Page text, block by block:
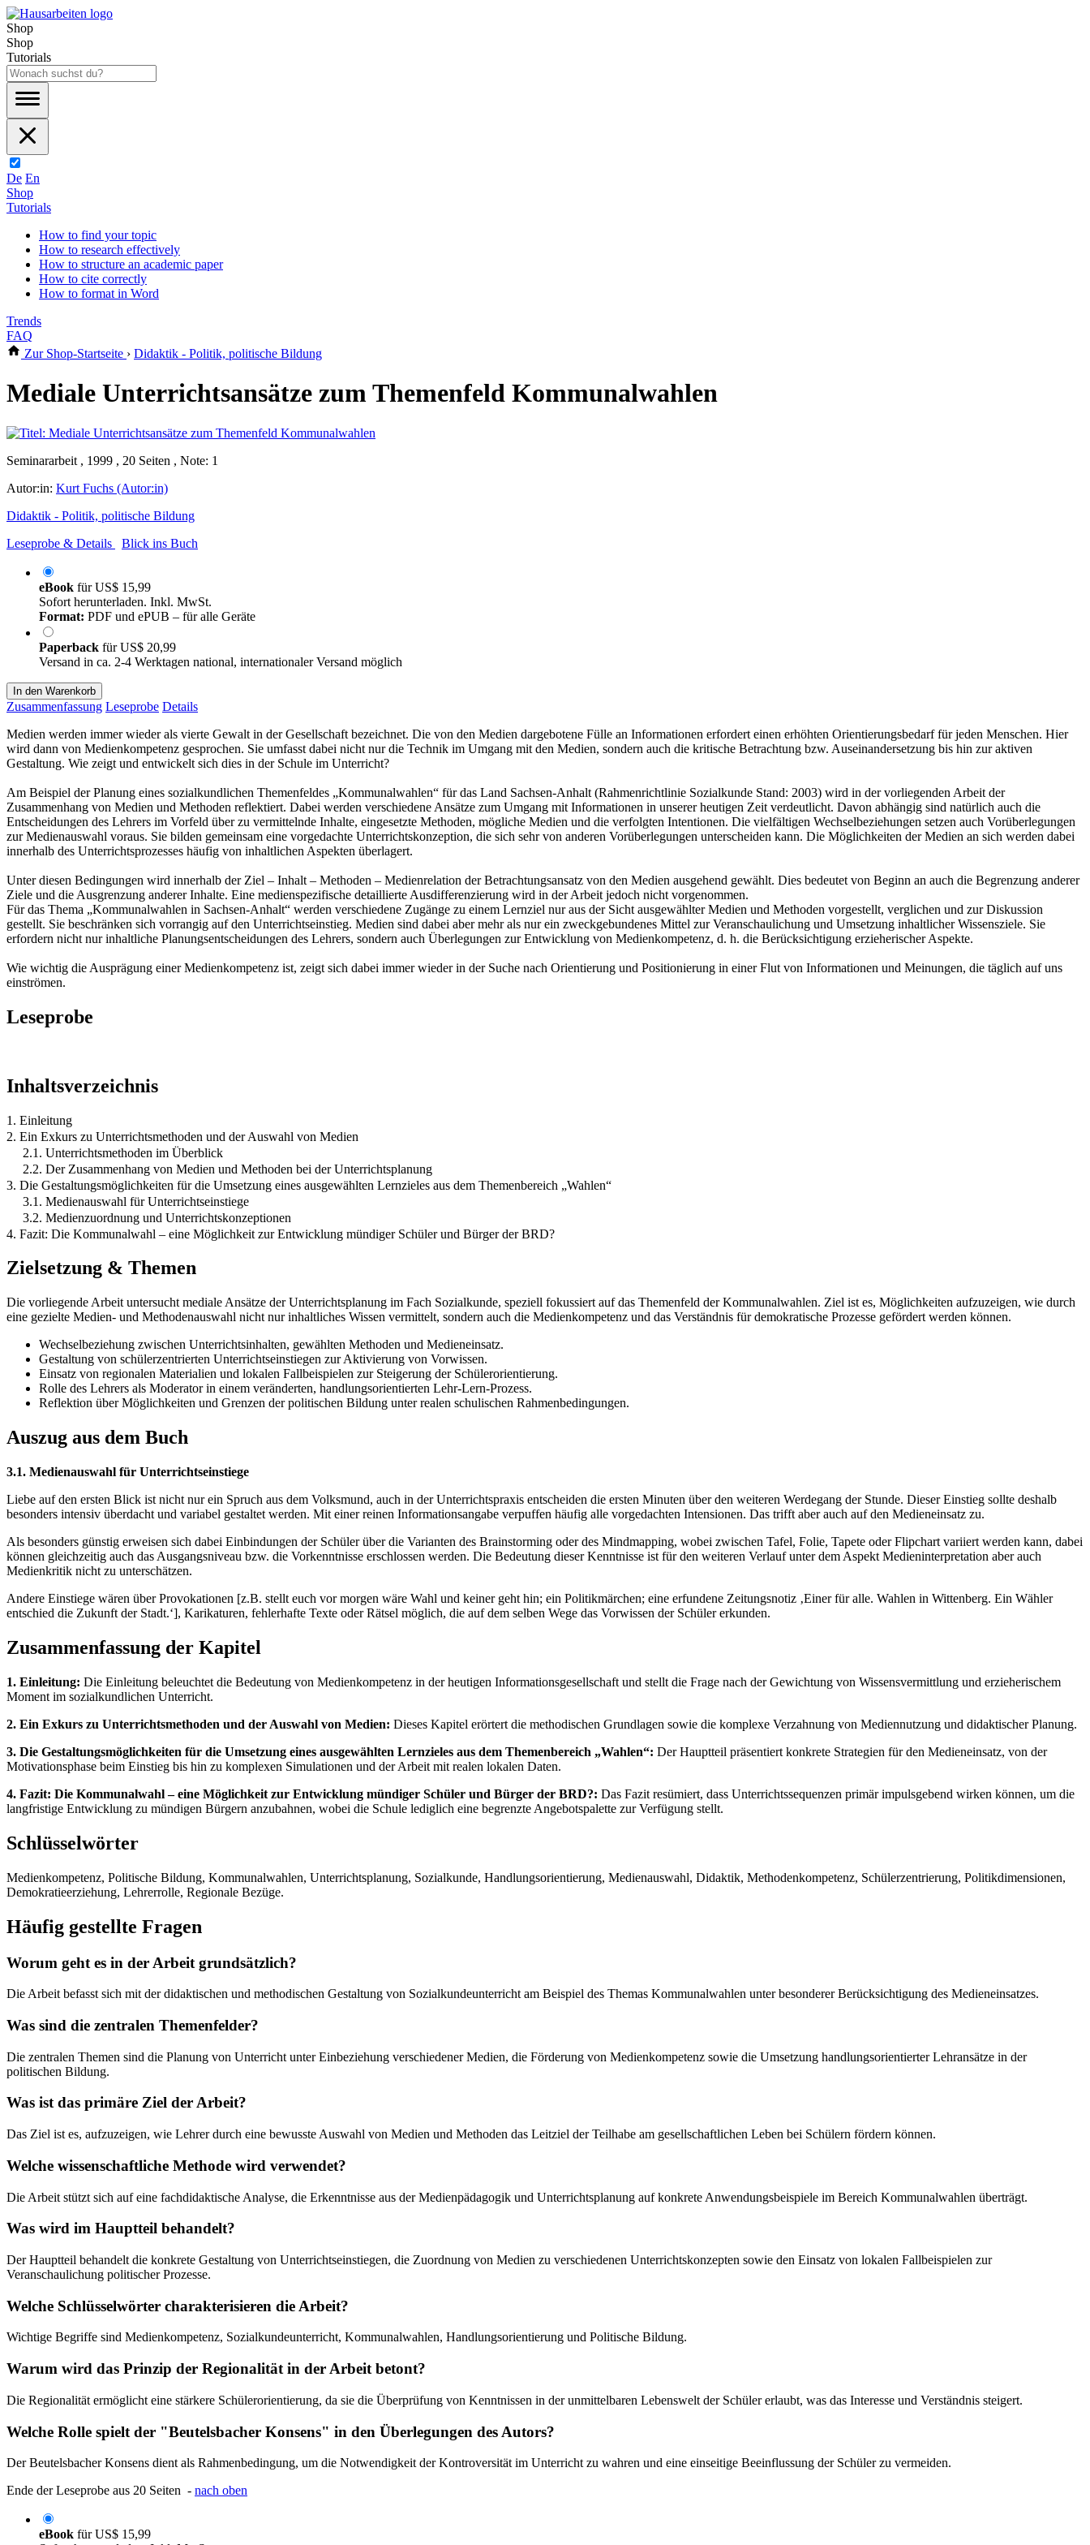
Shop
Shop
Tutorials
De En
Shop
Tutorials
How to find your topic
How to research effectively
How to structure an academic paper
How to cite correctly
How to format in Word
Trends
FAQ
Zur Shop-Startseite › Didaktik - Politik, politische Bildung
Mediale Unterrichtsansätze zum Themenfeld Kommunalwahlen
Seminararbeit , 1999 , 20 Seiten , Note: 1
Autor:in: Kurt Fuchs (Autor:in)
Didaktik - Politik, politische Bildung
Leseprobe & Details
Blick ins Buch
eBook fürUS$ 15,99
Sofort herunterladen. Inkl. MwSt.
Format: PDF und ePUB – für alle Geräte
Paperback fürUS$ 20,99
Versand in ca. 2-4 Werktagen national, internationaler Versand möglich
In den Warenkorb
Zusammenfassung Leseprobe Details
Medien werden immer wieder als vierte Gewalt in der Gesellschaft bezeichnet. Die von den Medien dargebotene Fülle an Informationen erfordert einen erhöhten Orientierungsbedarf für jeden Menschen. Hier
wird dann von Medienkompetenz gesprochen. Sie umfasst dabei nicht nur die Technik im Umgang mit den Medien, sondern auch die kritische Betrachtung bzw. Auseinandersetzung bis hin zur aktiven
Gestaltung. Wie zeigt und entwickelt sich dies in der Schule im Unterricht?
Am Beispiel der Planung eines sozialkundlichen Themenfeldes „Kommunalwahlen“ für das Land Sachsen-Anhalt (Rahmenrichtlinie Sozialkunde Stand: 2003) wird in der vorliegenden Arbeit der
Zusammenhang von Medien und Methoden reflektiert. Dabei werden verschiedene Ansätze zum Umgang mit Informationen in unserer heutigen Zeit verdeutlicht. Davon abhängig sind natürlich auch die
Entscheidungen des Lehrers im Vorfeld über zu vermittelnde Inhalte, eingesetzte Methoden, mögliche Medien und die verfolgten Intentionen. Die vielfältigen Wechselbeziehungen setzen auch Vorüberlegungen
zur Medienauswahl voraus. Sie bilden gemeinsam eine vorgedachte Unterrichtskonzeption, die sich sehr von anderen Vorüberlegungen unterscheiden kann. Die Möglichkeiten der Medien an sich werden dabei
innerhalb des Unterrichtsprozesses häufig von inhaltlichen Aspekten überlagert.
Unter diesen Bedingungen wird innerhalb der Ziel – Inhalt – Methoden – Medienrelation der Betrachtungsansatz von den Medien ausgehend gewählt. Dies bedeutet von Beginn an auch die Begrenzung anderer
Ziele und die Ausgrenzung anderer Inhalte. Eine medienspezifische detaillierte Ausdifferenzierung wird in der Arbeit jedoch nicht vorgenommen.
Für das Thema „Kommunalwahlen in Sachsen-Anhalt“ werden verschiedene Zugänge zu einem Lernziel nur aus der Sicht ausgewählter Medien und Methoden vorgestellt, verglichen und zur Diskussion
gestellt. Sie beschränken sich vorrangig auf den Unterrichtseinstieg. Medien sind dabei aber mehr als nur ein zweckgebundenes Mittel zur Veranschaulichung und Umsetzung inhaltlicher Wissensziele. Sie
erfordern nicht nur inhaltliche Planungsentscheidungen des Lehrers, sondern auch Überlegungen zur Entwicklung von Medienkompetenz, d. h. die Berücksichtigung erzieherischer Aspekte.
Wie wichtig die Ausprägung einer Medienkompetenz ist, zeigt sich dabei immer wieder in der Suche nach Orientierung und Positionierung in einer Flut von Informationen und Meinungen, die täglich auf uns
einströmen.
Leseprobe
Inhaltsverzeichnis
1. Einleitung
2. Ein Exkurs zu Unterrichtsmethoden und der Auswahl von Medien
2.1. Unterrichtsmethoden im Überblick
2.2. Der Zusammenhang von Medien und Methoden bei der Unterrichtsplanung
3. Die Gestaltungsmöglichkeiten für die Umsetzung eines ausgewählten Lernzieles aus dem Themenbereich „Wahlen“
3.1. Medienauswahl für Unterrichtseinstiege
3.2. Medienzuordnung und Unterrichtskonzeptionen
4. Fazit: Die Kommunalwahl – eine Möglichkeit zur Entwicklung mündiger Schüler und Bürger der BRD?
Zielsetzung & Themen
Die vorliegende Arbeit untersucht mediale Ansätze der Unterrichtsplanung im Fach Sozialkunde, speziell fokussiert auf das Themenfeld der Kommunalwahlen. Ziel ist es, Möglichkeiten aufzuzeigen, wie durch
eine gezielte Medien- und Methodenauswahl nicht nur inhaltliches Wissen vermittelt, sondern auch die Medienkompetenz und das Verständnis für demokratische Prozesse gefördert werden können.
Wechselbeziehung zwischen Unterrichtsinhalten, gewählten Methoden und Medieneinsatz.
Gestaltung von schülerzentrierten Unterrichtseinstiegen zur Aktivierung von Vorwissen.
Einsatz von regionalen Materialien und lokalen Fallbeispielen zur Steigerung der Schülerorientierung.
Rolle des Lehrers als Moderator in einem veränderten, handlungsorientierten Lehr-Lern-Prozess.
Reflektion über Möglichkeiten und Grenzen der politischen Bildung unter realen schulischen Rahmenbedingungen.
Auszug aus dem Buch
3.1. Medienauswahl für Unterrichtseinstiege
Liebe auf den ersten Blick ist nicht nur ein Spruch aus dem Volksmund, auch in der Unterrichtspraxis entscheiden die ersten Minuten über den weiteren Werdegang der Stunde. Dieser Einstieg sollte deshalb
besonders intensiv überdacht und variabel gestaltet werden. Mit einer reinen Informationsangabe verpuffen häufig alle vorgedachten Intensionen. Das trifft aber auch auf den Medieneinsatz zu.
Als besonders günstig erweisen sich dabei Einbindungen der Schüler über die Varianten des Brainstorming oder des Mindmapping, wobei zwischen Tafel, Folie, Tapete oder Flipchart variiert werden kann, dabei
können gleichzeitig auch das Ausgangsniveau bzw. die Vorkenntnisse erschlossen werden. Die Bedeutung dieser Kenntnisse ist für den weiteren Verlauf unter dem Aspekt Medieninterpretation aber auch
Medienkritik nicht zu unterschätzen.
Andere Einstiege wären über Provokationen [z.B. stellt euch vor morgen wäre Wahl und keiner geht hin; ein Politikmärchen; eine erfundene Zeitungsnotiz ‚Einer für alle. Wahlen in Wittenberg. Ein Wähler
entschied die Zukunft der Stadt.‘], Karikaturen, fehlerhafte Texte oder Rätsel möglich, die auf dem selben Wege das Vorwissen der Schüler erkunden.
Zusammenfassung der Kapitel
1. Einleitung: Die Einleitung beleuchtet die Bedeutung von Medienkompetenz in der heutigen Informationsgesellschaft und stellt die Frage nach der Gewichtung von Wissensvermittlung und erzieherischem
Moment im sozialkundlichen Unterricht.
2. Ein Exkurs zu Unterrichtsmethoden und der Auswahl von Medien: Dieses Kapitel erörtert die methodischen Grundlagen sowie die komplexe Verzahnung von Mediennutzung und didaktischer Planung.
3. Die Gestaltungsmöglichkeiten für die Umsetzung eines ausgewählten Lernzieles aus dem Themenbereich „Wahlen“: Der Hauptteil präsentiert konkrete Strategien für den Medieneinsatz, von der
Motivationsphase beim Einstieg bis hin zu komplexen Simulationen und der Arbeit mit realen lokalen Daten.
4. Fazit: Die Kommunalwahl – eine Möglichkeit zur Entwicklung mündiger Schüler und Bürger der BRD?: Das Fazit resümiert, dass Unterrichtssequenzen primär impulsgebend wirken können, um die
langfristige Entwicklung zu mündigen Bürgern anzubahnen, wobei die Schule lediglich eine begrenzte Angebotspalette zur Verfügung stellt.
Schlüsselwörter
Medienkompetenz, Politische Bildung, Kommunalwahlen, Unterrichtsplanung, Sozialkunde, Handlungsorientierung, Medienauswahl, Didaktik, Methodenkompetenz, Schülerzentrierung, Politikdimensionen,
Demokratieerziehung, Lehrerrolle, Regionale Bezüge.
Häufig gestellte Fragen
Worum geht es in der Arbeit grundsätzlich?
Die Arbeit befasst sich mit der didaktischen und methodischen Gestaltung von Sozialkundeunterricht am Beispiel des Themas Kommunalwahlen unter besonderer Berücksichtigung des Medieneinsatzes.
Was sind die zentralen Themenfelder?
Die zentralen Themen sind die Planung von Unterricht unter Einbeziehung verschiedener Medien, die Förderung von Medienkompetenz sowie die Umsetzung handlungsorientierter Lehransätze in der
politischen Bildung.
Was ist das primäre Ziel der Arbeit?
Das Ziel ist es, aufzuzeigen, wie Lehrer durch eine bewusste Auswahl von Medien und Methoden das Leitziel der Teilhabe am gesellschaftlichen Leben bei Schülern fördern können.
Welche wissenschaftliche Methode wird verwendet?
Die Arbeit stützt sich auf eine fachdidaktische Analyse, die Erkenntnisse aus der Medienpädagogik und Unterrichtsplanung auf konkrete Anwendungsbeispiele im Bereich Kommunalwahlen überträgt.
Was wird im Hauptteil behandelt?
Der Hauptteil behandelt die konkrete Gestaltung von Unterrichtseinstiegen, die Zuordnung von Medien zu verschiedenen Unterrichtskonzepten sowie den Einsatz von lokalen Fallbeispielen zur
Veranschaulichung politischer Prozesse.
Welche Schlüsselwörter charakterisieren die Arbeit?
Wichtige Begriffe sind Medienkompetenz, Sozialkundeunterricht, Kommunalwahlen, Handlungsorientierung und Politische Bildung.
Warum wird das Prinzip der Regionalität in der Arbeit betont?
Die Regionalität ermöglicht eine stärkere Schülerorientierung, da sie die Überprüfung von Kenntnissen in der unmittelbaren Lebenswelt der Schüler erlaubt, was das Interesse und Verständnis steigert.
Welche Rolle spielt der "Beutelsbacher Konsens" in den Überlegungen des Autors?
Der Beutelsbacher Konsens dient als Rahmenbedingung, um die Notwendigkeit der Kontroversität im Unterricht zu wahren und eine einseitige Beeinflussung der Schüler zu vermeiden.
Ende der Leseprobe aus 20 Seiten - nach oben
eBook fürUS$ 15,99